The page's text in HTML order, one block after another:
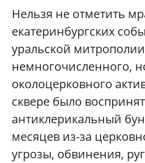
Нельзя не отметить
екатеринбургских
уральской
немногочисленного,
околоцерковного
сквере было
антиклерикальный
месяцев из-за
угрозы, обвинения,